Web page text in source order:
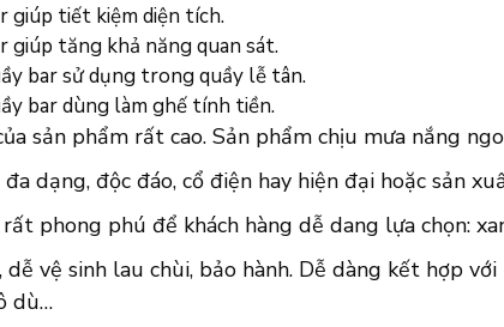
giúp tiết kiệm diện tích.
giúp tăng khả năng quan sát.
bar sử dụng trong quầy lễ tân.
bar dùng làm ghế tính tiền.
sản phẩm rất cao. Sản phẩm chịu mưa nắng
dạng, độc đáo, cổ điện hay hiện đại hoặc sản
phong phú để khách hàng dễ dang lựa chọn:
dễ vệ sinh lau chùi, bảo hành. Dễ dàng kết hợp
dù…